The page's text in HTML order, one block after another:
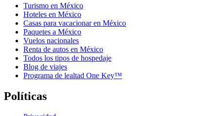
Turismo en México
Hoteles en México
Casas para vacacionar en México
Paquetes a México
Vuelos nacionales
Renta de autos en México
Todos los tipos de hospedaje
Blog de viajes
Programa de lealtad One Key™
Políticas